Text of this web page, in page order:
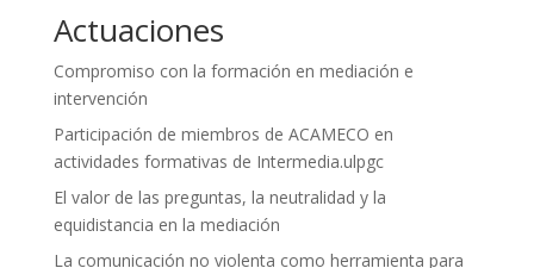
Actuaciones
Compromiso con la formación en mediación e
intervención
Participación de miembros de ACAMECO en
actividades formativas de Intermedia.ulpgc
El valor de las preguntas, la neutralidad y la
equidistancia en la mediación
La comunicación no violenta como herramienta para